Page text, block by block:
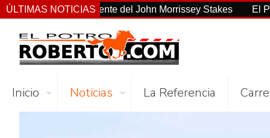
ÚLTIMAS NOTICIASdel John Morrissey Stakes El Preakness
Inicio Noticias La Referencia